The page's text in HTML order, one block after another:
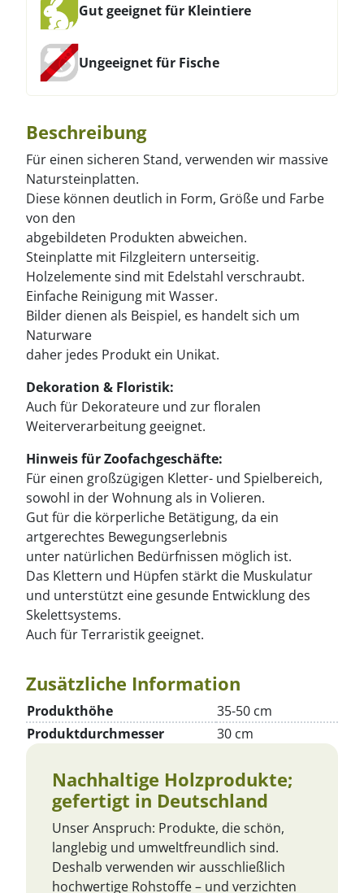
Gut geeignet für Kleintiere
Ungeeignet für Fische
Beschreibung
Für einen sicheren Stand, verwenden wir massive
Natursteinplatten.
Diese können deutlich in Form, Größe und Farbe
von den
abgebildeten Produkten abweichen.
Steinplatte mit Filzgleitern unterseitig.
Holzelemente sind mit Edelstahl verschraubt.
Einfache Reinigung mit Wasser.
Bilder dienen als Beispiel, es handelt sich um
Naturware
daher jedes Produkt ein Unikat.
Dekoration & Floristik:
Auch für Dekorateure und zur floralen
Weiterverarbeitung geeignet.
Hinweis für Zoofachgeschäfte:
Für einen großzügigen Kletter- und Spielbereich,
sowohl in der Wohnung als in Volieren.
Gut für die körperliche Betätigung, da ein
artgerechtes Bewegungserlebnis
unter natürlichen Bedürfnissen möglich ist.
Das Klettern und Hüpfen stärkt die Muskulatur
und unterstützt eine gesunde Entwicklung des
Skelettsystems.
Auch für Terraristik geeignet.
Zusätzliche Information
Produkthöhe
35-50 cm
Produktdurchmesser
30 cm
Nachhaltige Holzprodukte;
gefertigt in Deutschland
Unser Anspruch: Produkte, die schön,
langlebig und umweltfreundlich sind.
Deshalb verwenden wir ausschließlich
hochwertige Rohstoffe – und verzichten